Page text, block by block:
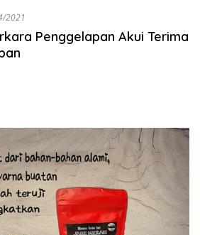
2021
Penggelapan Akui Terima